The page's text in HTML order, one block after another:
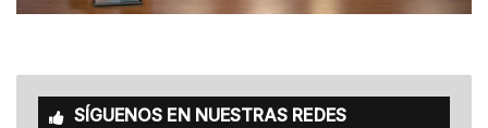
SÍGUENOS EN NUESTRAS REDES